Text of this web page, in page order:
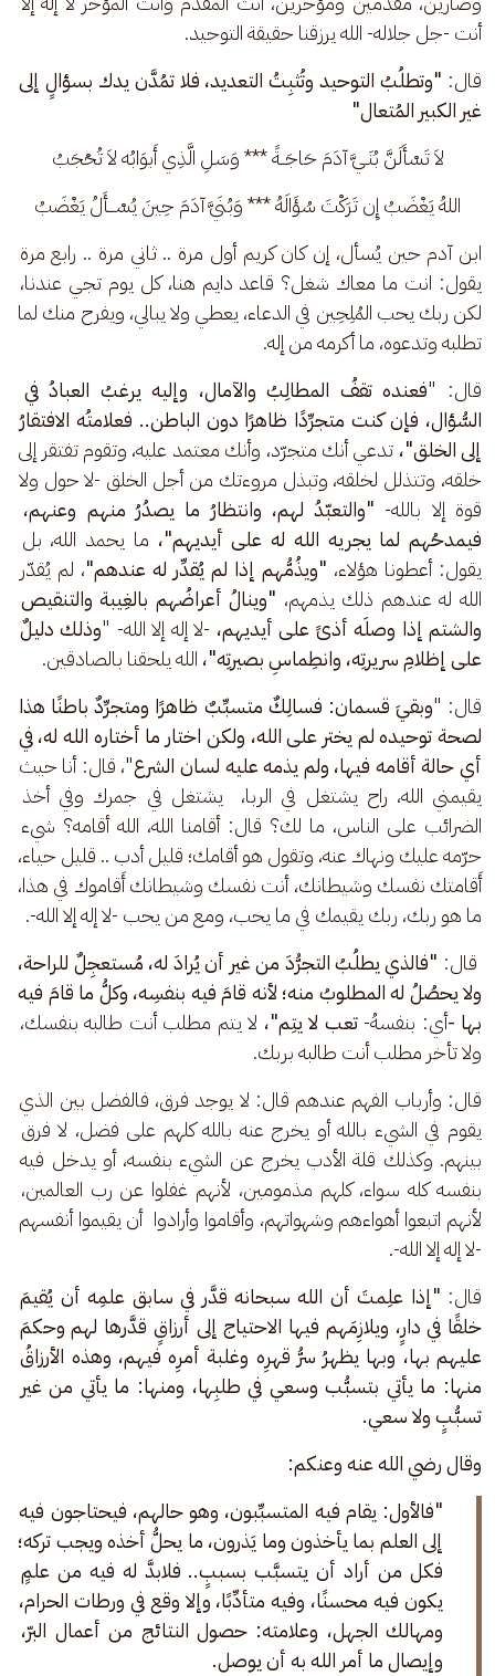
أنت -جل جلاله- الله يرزقنا حقيقة التوحيد.
قال: "وتطلُبُ التوحيد وتُثبِتُ التعديد، فلا تمُدَّن يدك بسؤالٍ إلى
غير الكبير المُتعال"
لاَ تَسْأَلَنَّ بُنَـيَّ آدَمَ حَاجَــةً *** وَسَلِ الَّذِي أَبوَابُه لاَ تُحْجَبُ
اللهُ يَغْضَبُ إِن تَرَكْتَ سُؤَالَهُ *** وَبُنَيَّ آدَمَ حِينَ يُسْـــأَلُ يَغْضَبُ
ابن آدم حين يُسأل، إن كان كريم أول مرة .. ثاني مرة .. رابع مرة
يقول: انت ما معاك شغل؟ قاعد دايم هنا، كل يوم تجي عندنا،
لكن ربك يحب المُلِحِين في الدعاء، يعطي ولا يبالي، ويفرح منك لما
تطلبه وتدعوه، ما أكرمه من إله.
قال: "فعنده تقفُ المطالِبُ والآمال، وإليه يرغبُ العبادُ في
السُّؤال، فإن كنت متجرِّدًا ظاهرًا دون الباطن.. فعلامتُه الافتقارُ
إلى الخلق"، تدعي أنك متجرّد، وأنك معتمد عليه، وتقوم تفتقر إلى
خلقه، وتتذلل لخلقه، وتبذل مروءتك من أجل الخلق -لا حول ولا
قوة إلا بالله- "والتعبّدُ لهم، وانتظارُ ما يصدُرُ منهم وعنهم،
فيمدحُهم لما يجريه الله له على أيديهم"، ما يحمد الله، بل
يقول: أعطونا هؤلاء، "ويذُمُّهم إذا لم يُقدِّر له عندهم"، لم يُقدّر
الله له عندهم ذلك يذمهم، "وينالُ أعراضُهم بالغِيبة والتنقيص
والشتم إذا وصلَه أذىً على أيديهم، -لا إله إلا الله- "وذلك دليلٌ
على إظلامِ سريرتِه، وانطِماسِ بصيرتِه"، الله يلحقنا بالصادقين.
قال: "وبقيَ قسمان: فسالِكٌ متسبِّبٌ ظاهرًا ومتجرِّدٌ باطنًا هذا
لصحة توحيده لم يختر على الله، ولكن اختار ما أختاره الله له، في
أي حالة أقامه فيها، ولم يذمه عليه لسان الشرع"، قال: أنا حيث
يقيمني الله، راح يشتغل في الربا،  يشتغل في جمرك وفي أخذ
الضرائب على الناس، ما لك؟ قال: أقامنا الله، الله أقامه؟ شيء
حرّمه عليك ونهاك عنه، وتقول هو أقامك؛ قليل أدب .. قليل حياء،
أَقامتك نفسك وشيطانك، أنت نفسك وشيطانك أَقاموك في هذا،
ما هو ربك، ربك يقيمك في ما يحب، ومع من يحب -لا إله إلا الله-.
قال: "فالذي يطلُبُ التجرُّدَ من غير أن يُرادَ له، مُستعجِلٌ للراحة،
ولا يحصُلُ له المطلوبُ منه؛ لأنه قامَ فيه بنفسِه، وكلُّ ما قامَ فيه
بها -أي: بنفسهُ- تعب لا يتِم"، لا يتم مطلب أنت طالبه بنفسك،
ولا تأخر مطلب أنت طالبه بربك.
قال: وأرباب الفهم عندهم قال: لا يوجد فرق، فالفضل بين الذي
يقوم في الشيء بالله أو يخرج عنه بالله كلهم على فضل، لا فرق
بينهم. وكذلك قلة الأدب يخرج عن الشيء بنفسه، أو يدخل فيه
بنفسه كله سواء، كلهم مذمومين، لأنهم غفلوا عن رب العالمين،
لأنهم اتبعوا أهواءهم وشهواتهم، وأقاموا وأرادوا  أن يقيموا أنفسهم
-لا إله إلا الله-.
قال: "إذا علِمتَ أن الله سبحانه قدَّر في سابق علمِه أن يُقيمَ
خلقًا في دارٍ، ويلازِمَهم فيها الاحتياج إلى أرزاقٍ قدَّرها لهم وحكمَ
عليهم بها، وبها يظهرُ سرُّ قهرِه وغلبة أمرِه فيهم، وهذه الأرزاقُ
منها: ما يأتي بتسبُّب وسعي في طلبِها، ومنها: ما يأتي من غير
تسبُّبٍ ولا سعي.
وقال رضي الله عنه وعنكم:
"فالأول: يقام فيه المتسبِّبون، وهو حالهم، فيحتاجون فيه
إلى العلم بما يأخذون وما يَذرون، ما يحلُّ أخذه ويجب تركه؛
فكل من أراد أن يتسبَّب بسببٍ.. فلابدَّ له فيه من علمٍ
يكون فيه محسنًا، وفيه متأدِّبًا، وإلا وقع في ورطات الحرام،
ومهالك الجهل، وعلامته: حصول النتائج من أعمال البرّ،
وإيصال ما أمر الله به أن يوصل.